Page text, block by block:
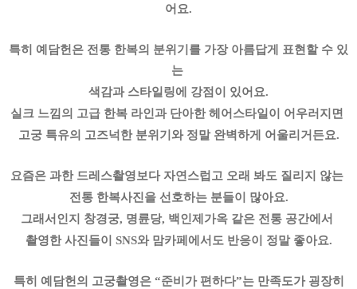
어요.
특히 예담헌은 전통 한복의 분위기를 가장 아름답게 표현할 수 있
는
색감과 스타일링에 강점이 있어요.
실크 느낌의 고급 한복 라인과 단아한 헤어스타일이 어우러지면
고궁 특유의 고즈넉한 분위기와 정말 완벽하게 어울리거든요.
요즘은 과한 드레스촬영보다 자연스럽고 오래 봐도 질리지 않는
전통 한복사진을 선호하는 분들이 많아요.
그래서인지 창경궁, 명륜당, 백인제가옥 같은 전통 공간에서
촬영한 사진들이 SNS와 맘카페에서도 반응이 정말 좋아요.
특히 예담헌의 고궁촬영은 “준비가 편하다”는 만족도가 굉장히